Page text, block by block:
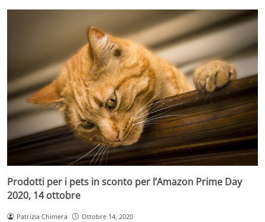
Prodotti per i pets in sconto per l’Amazon Prime Day
2020, 14 ottobre
Patrizia Chimera Ottobre 14, 2020